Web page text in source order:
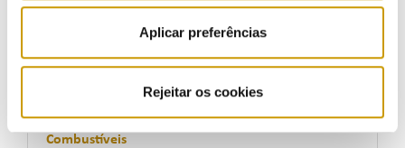
Aplicar preferências
Rejeitar os cookies
27/05/2022
ERSE publica a partir de 30 de maio um novo
Relatório semanal de Supervisão dos Preços dos
Combustíveis